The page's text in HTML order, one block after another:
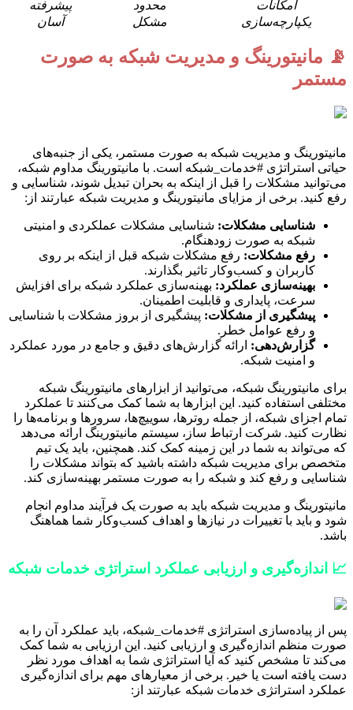
امکانات محدود
پیشرفته
یکپارچه‌سازی
مشکل آسان
📡 مانیتورینگ و مدیریت شبکه به صورت
مستمر
مانیتورینگ و مدیریت شبکه به صورت مستمر، یکی از جنبه‌های
حیاتی استراتژی #خدمات_شبکه است. با مانیتورینگ مداوم شبکه،
می‌توانید مشکلات را قبل از اینکه به بحران تبدیل شوند، شناسایی و
رفع کنید. برخی از مزایای مانیتورینگ و مدیریت شبکه عبارتند از:
شناسایی مشکلات: شناسایی مشکلات عملکردی و امنیتی
شبکه به صورت زودهنگام.
رفع مشکلات: رفع مشکلات شبکه قبل از اینکه بر روی
کاربران و کسب‌وکار تاثیر بگذارند.
بهینه‌سازی عملکرد: بهینه‌سازی عملکرد شبکه برای افزایش
سرعت، پایداری و قابلیت اطمینان.
پیشگیری از مشکلات: پیشگیری از بروز مشکلات با شناسایی
و رفع عوامل خطر.
گزارش‌دهی: ارائه گزارش‌های دقیق و جامع در مورد عملکرد
و امنیت شبکه.
برای مانیتورینگ شبکه، می‌توانید از ابزارهای مانیتورینگ شبکه
مختلفی استفاده کنید. این ابزارها به شما کمک می‌کنند تا عملکرد
تمام اجزای شبکه، از جمله روترها، سوییچ‌ها، سرورها و برنامه‌ها را
نظارت کنید. شرکت ارتباط ساز، سیستم مانیتورینگ ارائه می‌دهد
که می‌تواند به شما در این زمینه کمک کند. همچنین، باید یک تیم
متخصص برای مدیریت شبکه داشته باشید که بتواند مشکلات را
شناسایی و رفع کند و شبکه را به صورت مستمر بهینه‌سازی کند.
مانیتورینگ و مدیریت شبکه باید به صورت یک فرآیند مداوم انجام
شود و باید با تغییرات در نیازها و اهداف کسب‌وکار شما هماهنگ
باشد.
📈 اندازه‌گیری و ارزیابی عملکرد استراتژی خدمات شبکه
پس از پیاده‌سازی استراتژی #خدمات_شبکه، باید عملکرد آن را به
صورت منظم اندازه‌گیری و ارزیابی کنید. این ارزیابی به شما کمک
می‌کند تا مشخص کنید که آیا استراتژی شما به اهداف مورد نظر
دست یافته است یا خیر. برخی از معیارهای مهم برای اندازه‌گیری
عملکرد استراتژی خدمات شبکه عبارتند از: